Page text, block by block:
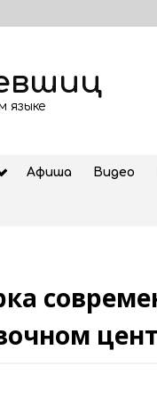
языке
Афиша Видео
Грузии»: дзеоба